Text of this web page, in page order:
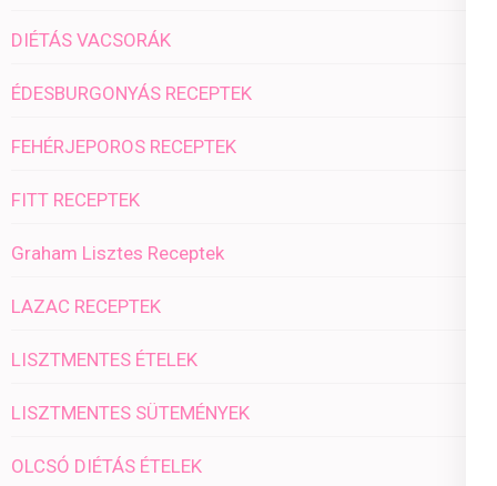
DIÉTÁS VACSORÁK
ÉDESBURGONYÁS RECEPTEK
FEHÉRJEPOROS RECEPTEK
FITT RECEPTEK
Graham Lisztes Receptek
LAZAC RECEPTEK
LISZTMENTES ÉTELEK
LISZTMENTES SÜTEMÉNYEK
OLCSÓ DIÉTÁS ÉTELEK